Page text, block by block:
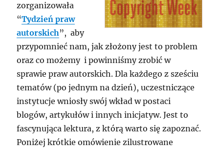
zorganizowała
“Tydzień praw
autorskich”, aby
przypomnieć nam, jak złożony jest to problem
oraz co możemy i powinniśmy zrobić w
sprawie praw autorskich. Dla każdego z sześciu
tematów (po jednym na dzień), uczestniczące
instytucje wniosły swój wkład w postaci
blogów, artykułów i innych inicjatyw. Jest to
fascynująca lektura, z którą warto się zapoznać.
Poniżej krótkie omówienie zilustrowane